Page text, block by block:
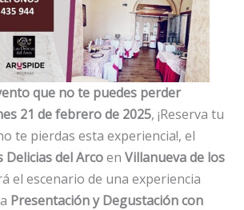
que no te puedes perder
21 de febrero de 2025, ¡Reserva tu
te pierdas esta experiencia!, el
Delicias del Arcoen Villanueva de los
el escenario de una experiencia
Presentación y Degustación con